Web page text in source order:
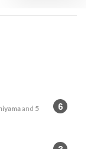
6
and 5